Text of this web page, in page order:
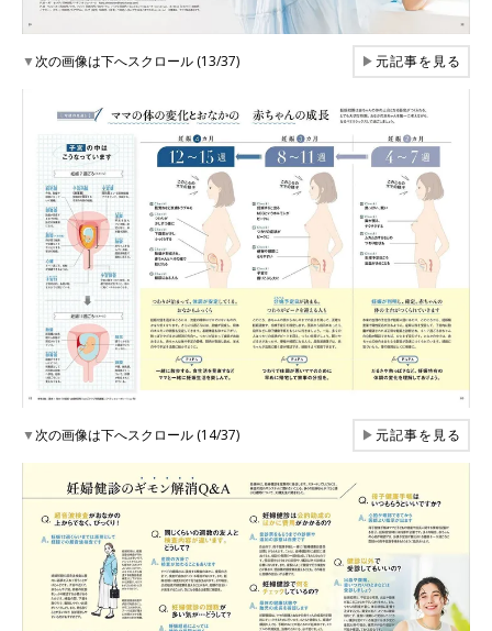
▼次の画像は下へスクロール (13/37) ▶元記事を見る
▼次の画像は下へスクロール (14/37) ▶元記事を見る